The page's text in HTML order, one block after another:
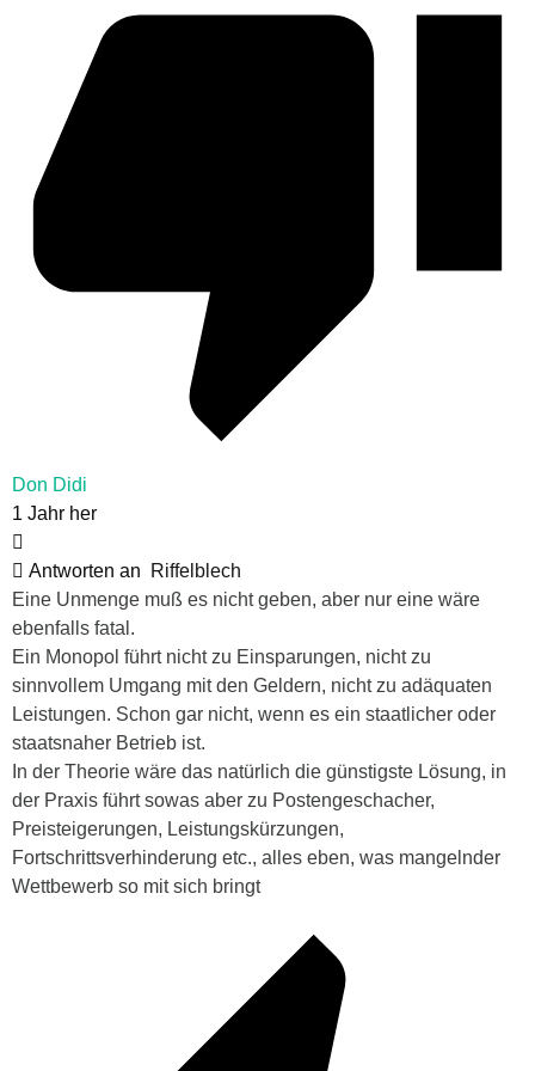
Don Didi
1 Jahr her
Antworten an
Riffelblech
Eine Unmenge muß es nicht geben, aber nur eine wäre
ebenfalls fatal.
Ein Monopol führt nicht zu Einsparungen, nicht zu
sinnvollem Umgang mit den Geldern, nicht zu adäquaten
Leistungen. Schon gar nicht, wenn es ein staatlicher oder
staatsnaher Betrieb ist.
In der Theorie wäre das natürlich die günstigste Lösung, in
der Praxis führt sowas aber zu Postengeschacher,
Preisteigerungen, Leistungskürzungen,
Fortschrittsverhinderung etc., alles eben, was mangelnder
Wettbewerb so mit sich bringt